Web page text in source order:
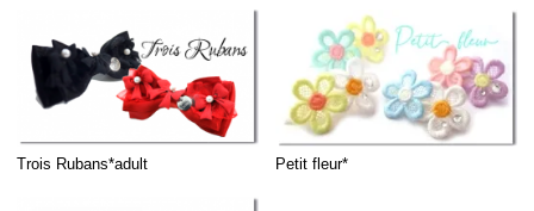
Trois Rubans*adult Petit fleur*